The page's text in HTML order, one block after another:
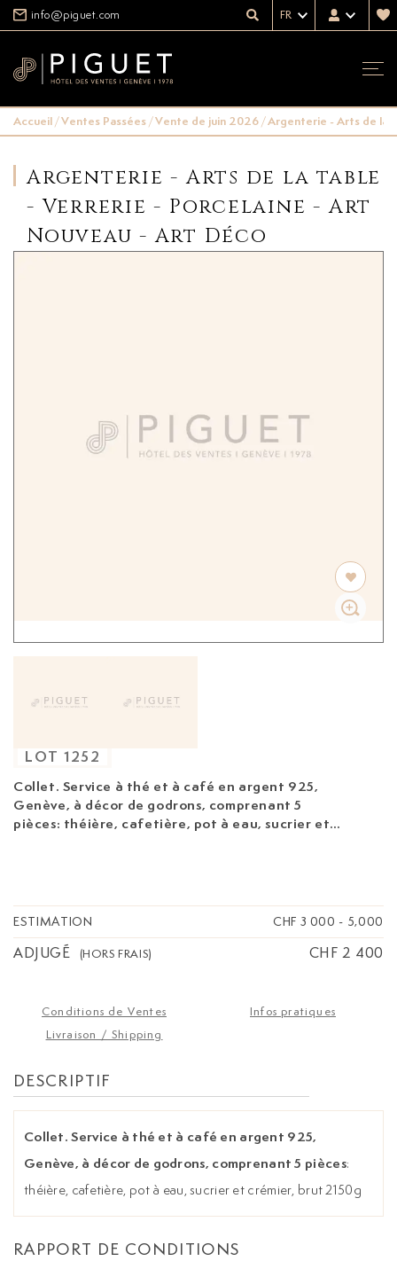
info@piguet.com FR
Accueil/Ventes Passées/Vente de juin 2026/Argenterie - Arts de la
Argenterie - Arts de la table
- Verrerie - Porcelaine - Art
Nouveau - Art Déco
Collet. Service à thé et à café en argent 925,
Genève, à décor de godrons, comprenant 5
pièces: théière, cafetière, pot à eau, sucrier et
LOT 1252
ESTIMATION CHF 3 000 - 5,000
ADJUGÉ (HORS FRAIS) CHF 2 400
Conditions de Ventes
Infos pratiques
Livraison / Shipping
DESCRIPTIF
Collet. Service à thé et à café en argent 925,
Genève, à décor de godrons, comprenant 5 pièces:
théière, cafetière, pot à eau, sucrier et crémier, brut 2150g
RAPPORT DE CONDITIONS